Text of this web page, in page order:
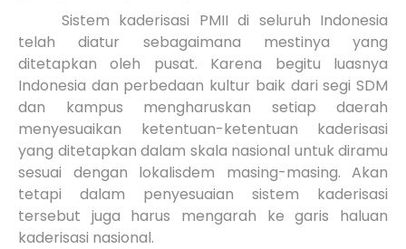
Sistem kaderisasi PMII di seluruh Indonesia
telah diatur sebagaimana mestinya yang
ditetapkan oleh pusat. Karena begitu luasnya
Indonesia dan perbedaan kultur baik dari segi SDM
dan kampus mengharuskan setiap daerah
menyesuaikan ketentuan-ketentuan kaderisasi
yang ditetapkan dalam skala nasional untuk diramu
sesuai dengan lokalisdem masing-masing. Akan
tetapi dalam penyesuaian sistem kaderisasi
tersebut juga harus mengarah ke garis haluan
kaderisasi nasional.